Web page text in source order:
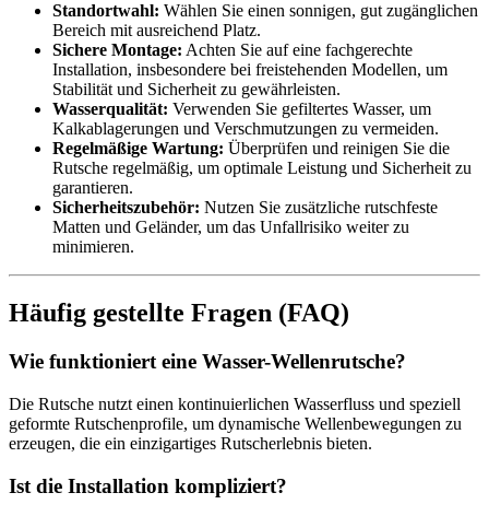
Standortwahl: Wählen Sie einen sonnigen, gut zugänglichen
Bereich mit ausreichend Platz.
Sichere Montage: Achten Sie auf eine fachgerechte
Installation, insbesondere bei freistehenden Modellen, um
Stabilität und Sicherheit zu gewährleisten.
Wasserqualität: Verwenden Sie gefiltertes Wasser, um
Kalkablagerungen und Verschmutzungen zu vermeiden.
Regelmäßige Wartung: Überprüfen und reinigen Sie die
Rutsche regelmäßig, um optimale Leistung und Sicherheit zu
garantieren.
Sicherheitszubehör: Nutzen Sie zusätzliche rutschfeste
Matten und Geländer, um das Unfallrisiko weiter zu
minimieren.
Häufig gestellte Fragen (FAQ)
Wie funktioniert eine Wasser-Wellenrutsche?
Die Rutsche nutzt einen kontinuierlichen Wasserfluss und speziell
geformte Rutschenprofile, um dynamische Wellenbewegungen zu
erzeugen, die ein einzigartiges Rutscherlebnis bieten.
Ist die Installation kompliziert?